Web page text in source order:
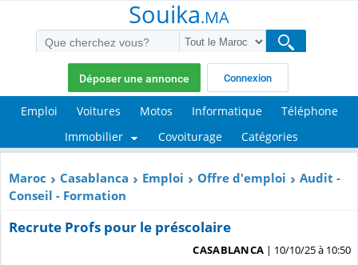
Souika.MA
Déposer une annonce Connexion
Emploi Voitures Motos Informatique
Téléphone
Immobilier
Covoiturage Catégories
Maroc Casablanca Emploi Offre d'emploi
Audit -
Conseil - Formation
Recrute Profs pour le préscolaire
CASABLANCA | 10/10/25 à 10:50